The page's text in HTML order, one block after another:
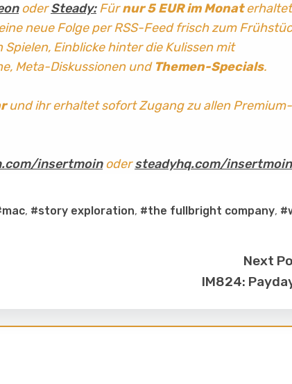
oderSteady:Fürnur 5 EUR im Monaterhaltet
neue Folge per RSS-Feed frisch zum
Einblicke hinter die Kulissen mit
Meta-Diskussionen und Themen-Specials.
und ihr erhaltet sofort Zugang zu allen Premium-
insertmoinodersteadyhq.com/insertmoin
, #story exploration, #the fullbright company,
Next
IM824: